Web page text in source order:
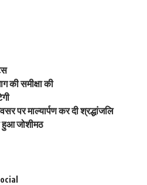
की समीक्षा की
पर माल्यार्पण कर दी श्रद्धांजलि
हुआ जोशीमठ